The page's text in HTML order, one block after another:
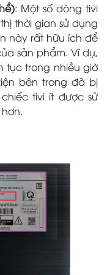
: Một số dòng tivi
thời gian sử dụng
này rất hữu ích để
sản phẩm. Ví dụ,
tục trong nhiều giờ
bên trong đã bị
tivi ít được sử